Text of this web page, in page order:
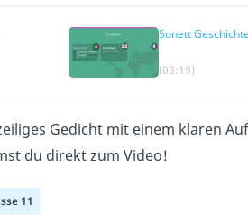
Sonett
(03:19)
Gedicht mit einem klaren
du direkt zum Video!
11